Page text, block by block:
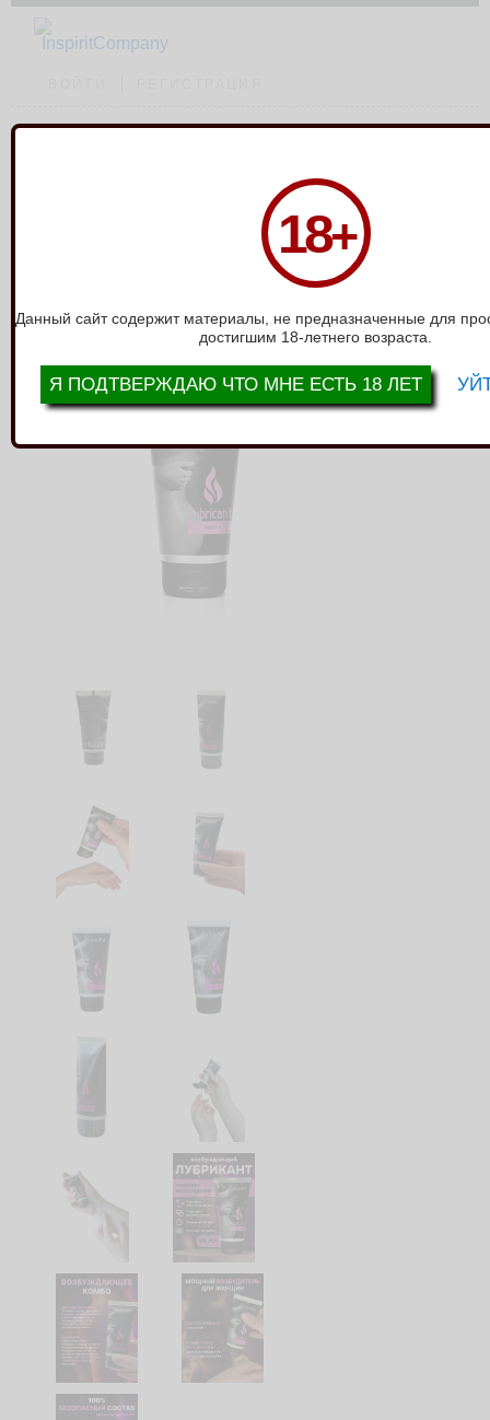
18+
Данный сайт содержит материалы, не предназначенные для
достигшим 18-летнего возраста.
Я ПОДТВЕРЖДАЮ ЧТО МНЕ ЕСТЬ 18 ЛЕТ
Возбуждающий лубрикант JUJU
ВОЗБУЖДАЮЩИЙ ЛУБРИКАНТ JUJU